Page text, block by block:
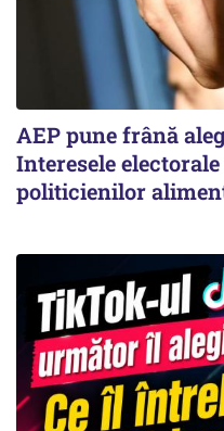
AEP pune frână
Interesele
politicienilor